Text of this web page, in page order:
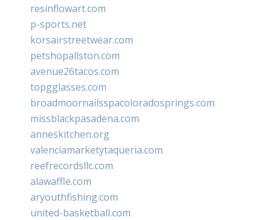
resinflowart.com
p-sports.net
korsairstreetwear.com
petshopallston.com
avenue26tacos.com
topgglasses.com
broadmoornailsspacoloradosprings.com
missblackpasadena.com
anneskitchen.org
valenciamarketytaqueria.com
reefrecordsllc.com
alawaffle.com
aryouthfishing.com
united-basketball.com